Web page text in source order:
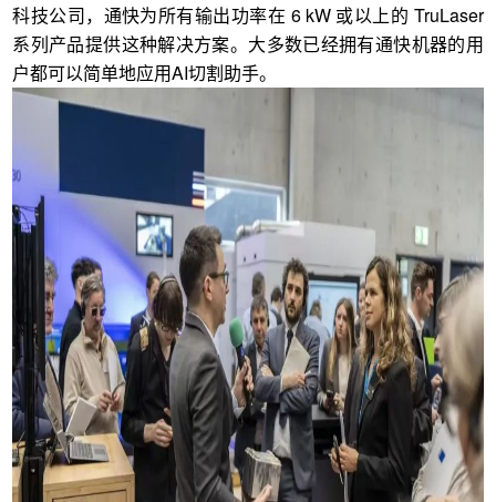
科技公司，通快为所有输出功率在 6 kW 或以上的 TruLaser
系列产品提供这种解决方案。大多数已经拥有通快机器的用
户都可以简单地应用AI切割助手。